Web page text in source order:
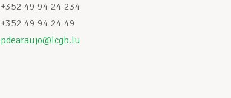
+352 49 94 24 234
+352 49 94 24 49
pdearaujo@lcgb.lu